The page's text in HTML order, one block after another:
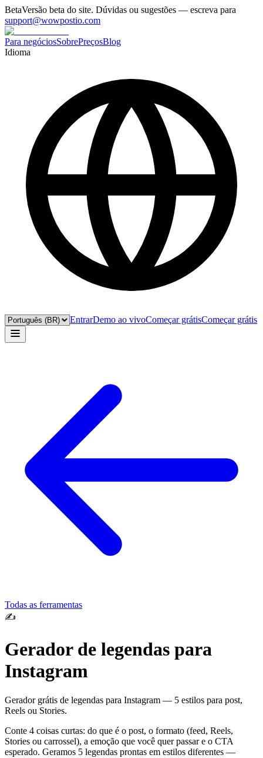
BetaVersão beta do site. Dúvidas ou sugestões — escreva para
support@wowpostio.com
Para negóciosSobrePreçosBlog
Idioma
EntrarDemo ao vivoComeçar grátisComeçar grátis
Todas as ferramentas
✍️
Gerador de legendas para
Instagram
Gerador grátis de legendas para Instagram — 5 estilos para post,
Reels ou Stories.
Conte 4 coisas curtas: do que é o post, o formato (feed, Reels,
Stories ou carrossel), a emoção que você quer passar e o CTA
esperado. Geramos 5 legendas prontas em estilos diferentes —